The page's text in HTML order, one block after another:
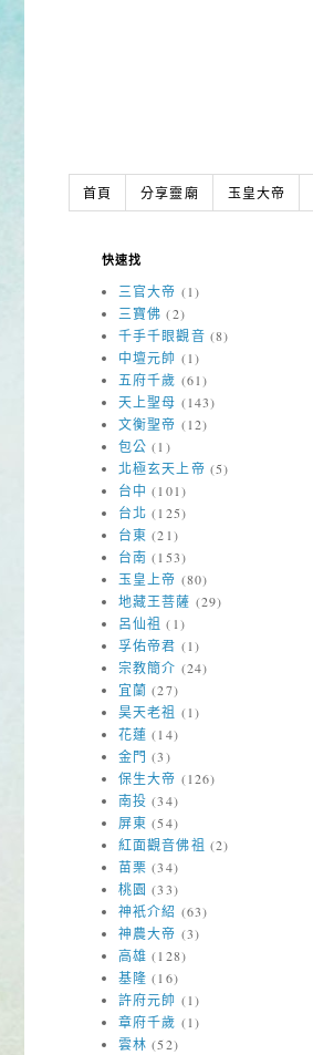
首頁 分享靈廟 玉皇大帝
快速找
三官大帝 (1)
三寶佛 (2)
千手千眼觀音 (8)
中壇元帥 (1)
五府千歲 (61)
天上聖母 (143)
文衡聖帝 (12)
包公 (1)
北極玄天上帝 (5)
台中 (101)
台北 (125)
台東 (21)
台南 (153)
玉皇上帝 (80)
地藏王菩薩 (29)
呂仙祖 (1)
孚佑帝君 (1)
宗教簡介 (24)
宜蘭 (27)
昊天老祖 (1)
花蓮 (14)
金門 (3)
保生大帝 (126)
南投 (34)
屏東 (54)
紅面觀音佛祖 (2)
苗栗 (34)
桃園 (33)
神衹介紹 (63)
神農大帝 (3)
高雄 (128)
基隆 (16)
許府元帥 (1)
章府千歲 (1)
雲林 (52)